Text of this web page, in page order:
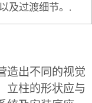
及过渡细节。.
造出不同的视觉
立柱的形状应与